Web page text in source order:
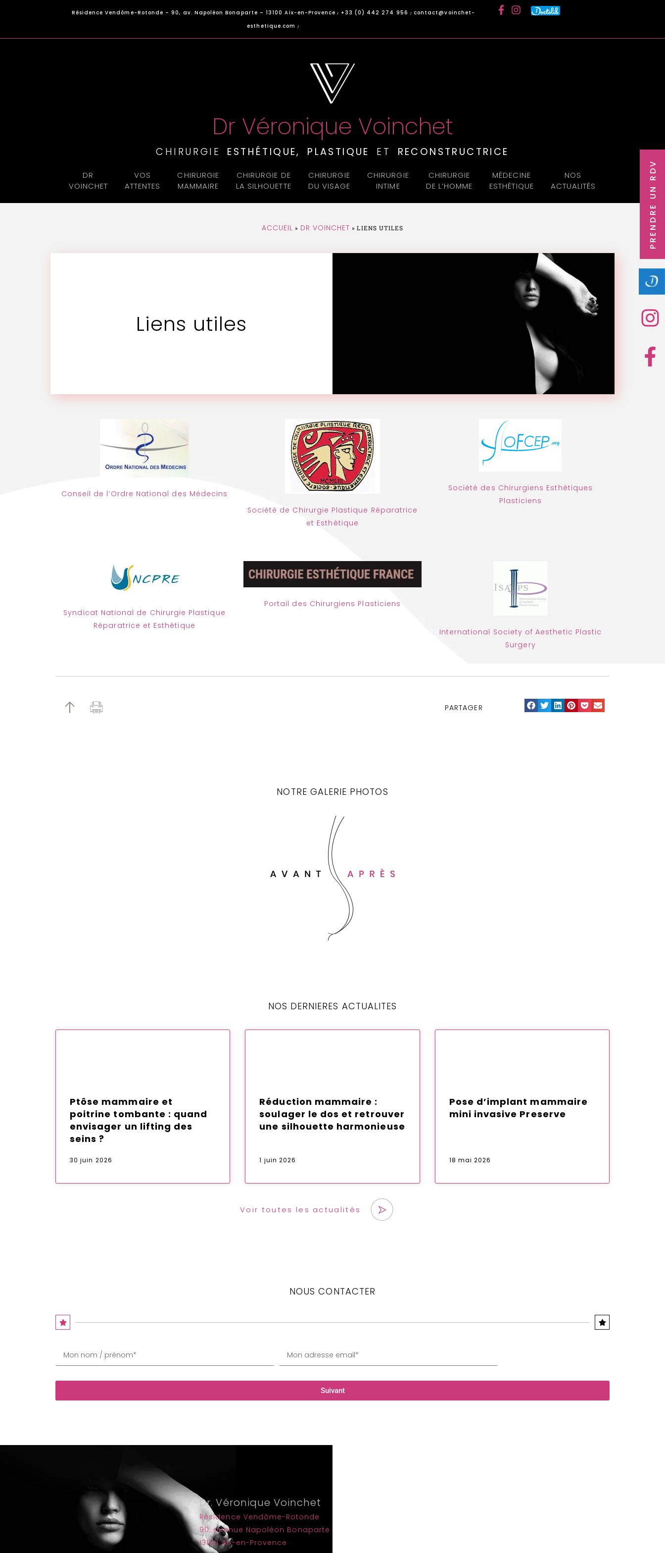
Résidence Vendôme-Rotonde – 90, av. Napoléon Bonaparte – 13100 Aix-en-Provence / +33 (0) 442 274 956 /contact@voinchet-
esthetique.com/
Dr Véronique Voinchet
CHIRURGIE ESTHÉTIQUE, PLASTIQUE ET RECONSTRUCTRICE
DR
VOINCHET
VOS
ATTENTES
CHIRURGIE
MAMMAIRE
CHIRURGIE DE
LA SILHOUETTE
CHIRURGIE
DU VISAGE
CHIRURGIE
INTIME
CHIRURGIE
DE L’HOMME
MÉDECINE
ESTHÉTIQUE
NOS
ACTUALITÉS
PRENDRE UN RDV
ACCUEIL » DR VOINCHET »LIENS UTILES
Liens utiles
Conseil de l’Ordre National des Médecins
Société de Chirurgie Plastique Réparatrice
et Esthétique
Société des Chirurgiens Esthétiques
Plasticiens
Syndicat National de Chirurgie Plastique
Réparatrice et Esthétique
Portail des Chirurgiens Plasticiens
International Society of Aesthetic Plastic
Surgery
PARTAGER
NOTRE GALERIE PHOTOS
NOS DERNIERES ACTUALITES
Ptôse mammaire et
poitrine tombante : quand
envisager un lifting des
seins ?
30 juin 2026
Réduction mammaire :
soulager le dos et retrouver
une silhouette harmonieuse
1 juin 2026
Pose d’implant mammaire
mini invasive Preserve
18 mai 2026
Voir toutes les actualités
NOUS CONTACTER
Suivant
Dr. Véronique Voinchet
Résidence Vendôme-Rotonde
90, avenue Napoléon Bonaparte
13100 Aix-en-Provence